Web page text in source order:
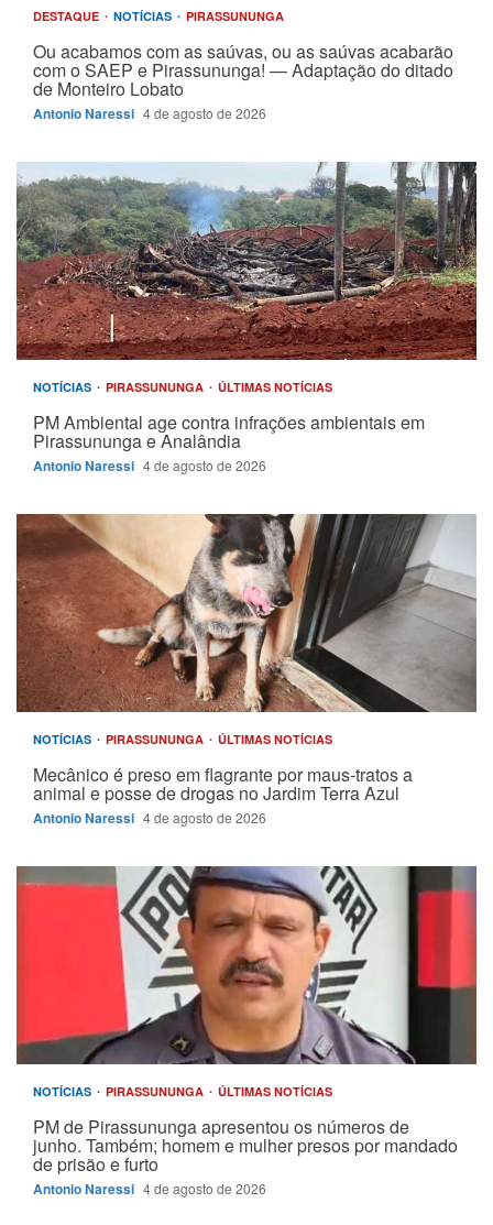
DESTAQUE NOTÍCIAS PIRASSUNUNGA
Ou acabamos com as saúvas, ou as saúvas acabarão
com o SAEP e Pirassununga! — Adaptação do ditado
de Monteiro Lobato
Antonio Naressi 4 de agosto de 2026
NOTÍCIAS PIRASSUNUNGA ÚLTIMAS NOTÍCIAS
PM Ambiental age contra infrações ambientais em
Pirassununga e Analândia
Antonio Naressi 4 de agosto de 2026
NOTÍCIAS PIRASSUNUNGA ÚLTIMAS NOTÍCIAS
Mecânico é preso em flagrante por maus-tratos a
animal e posse de drogas no Jardim Terra Azul
Antonio Naressi 4 de agosto de 2026
NOTÍCIAS PIRASSUNUNGA ÚLTIMAS NOTÍCIAS
PM de Pirassununga apresentou os números de
junho. Também; homem e mulher presos por mandado
de prisão e furto
Antonio Naressi 4 de agosto de 2026